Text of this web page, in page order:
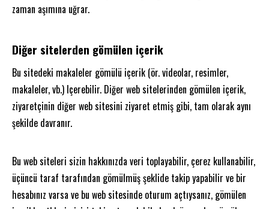
zaman aşımına uğrar.
Diğer sitelerden gömülen içerik
Bu sitedeki makaleler gömülü içerik (ör. videolar, resimler,
makaleler, vb.) Içerebilir. Diğer web sitelerinden gömülen içerik,
ziyaretçinin diğer web sitesini ziyaret etmiş gibi, tam olarak aynı
şekilde davranır.
Bu web siteleri sizin hakkınızda veri toplayabilir, çerez kullanabilir,
üçüncü taraf tarafından gömülmüş şeklide takip yapabilir ve bir
hesabınız varsa ve bu web sitesinde oturum açtıysanız, gömülen